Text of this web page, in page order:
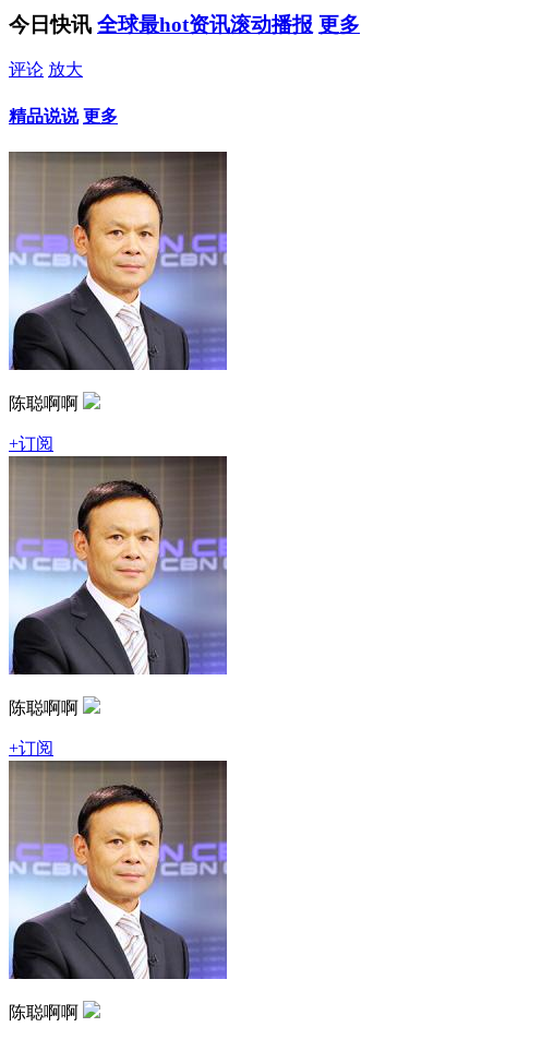
今日快讯 全球最hot资讯滚动播报 更多
评论 放大
精品说说 更多
陈聪啊啊
+订阅
陈聪啊啊
+订阅
陈聪啊啊